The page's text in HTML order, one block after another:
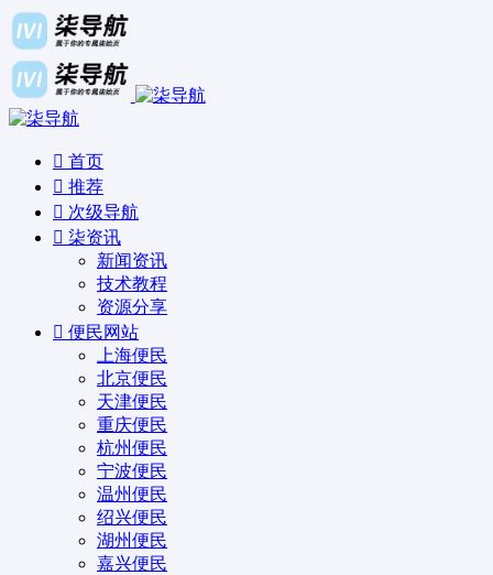
首页
推荐
次级导航
柒资讯
新闻资讯
技术教程
资源分享
便民网站
上海便民
北京便民
天津便民
重庆便民
杭州便民
宁波便民
温州便民
绍兴便民
湖州便民
嘉兴便民